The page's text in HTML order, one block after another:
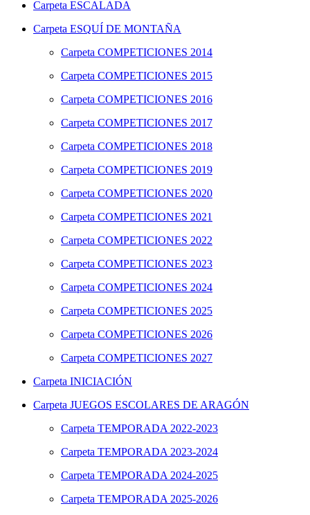
Carpeta ESCALADA
Carpeta ESQUÍ DE MONTAÑA
Carpeta COMPETICIONES 2014
Carpeta COMPETICIONES 2015
Carpeta COMPETICIONES 2016
Carpeta COMPETICIONES 2017
Carpeta COMPETICIONES 2018
Carpeta COMPETICIONES 2019
Carpeta COMPETICIONES 2020
Carpeta COMPETICIONES 2021
Carpeta COMPETICIONES 2022
Carpeta COMPETICIONES 2023
Carpeta COMPETICIONES 2024
Carpeta COMPETICIONES 2025
Carpeta COMPETICIONES 2026
Carpeta COMPETICIONES 2027
Carpeta INICIACIÓN
Carpeta JUEGOS ESCOLARES DE ARAGÓN
Carpeta TEMPORADA 2022-2023
Carpeta TEMPORADA 2023-2024
Carpeta TEMPORADA 2024-2025
Carpeta TEMPORADA 2025-2026